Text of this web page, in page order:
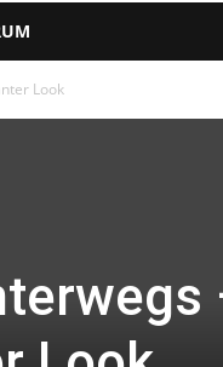
Look